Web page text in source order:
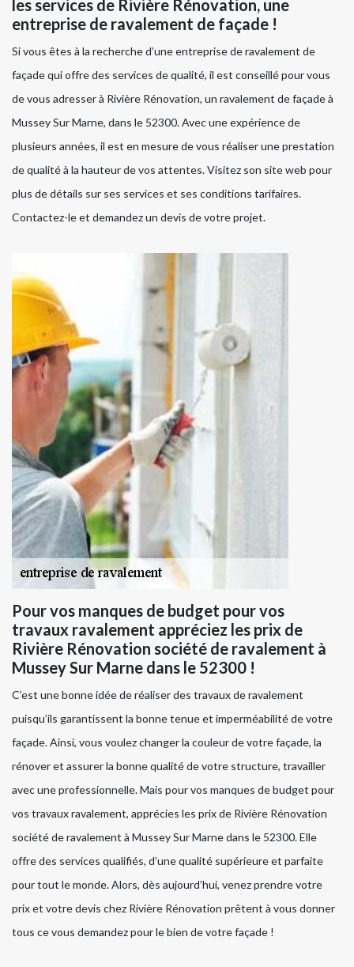
les services de Rivière Rénovation, une
entreprise de ravalement de façade !
Si vous êtes à la recherche d’une entreprise de ravalement de
façade qui offre des services de qualité, il est conseillé pour vous
de vous adresser à Rivière Rénovation, un ravalement de façade à
Mussey Sur Marne, dans le 52300. Avec une expérience de
plusieurs années, il est en mesure de vous réaliser une prestation
de qualité à la hauteur de vos attentes. Visitez son site web pour
plus de détails sur ses services et ses conditions tarifaires.
Contactez-le et demandez un devis de votre projet.
Pour vos manques de budget pour vos
travaux ravalement appréciez les prix de
Rivière Rénovation société de ravalement à
Mussey Sur Marne dans le 52300 !
C’est une bonne idée de réaliser des travaux de ravalement
puisqu’ils garantissent la bonne tenue et imperméabilité de votre
façade. Ainsi, vous voulez changer la couleur de votre façade, la
rénover et assurer la bonne qualité de votre structure, travailler
avec une professionnelle. Mais pour vos manques de budget pour
vos travaux ravalement, apprécies les prix de Rivière Rénovation
société de ravalement à Mussey Sur Marne dans le 52300. Elle
offre des services qualifiés, d’une qualité supérieure et parfaite
pour tout le monde. Alors, dès aujourd’hui, venez prendre votre
prix et votre devis chez Rivière Rénovation prêtent à vous donner
tous ce vous demandez pour le bien de votre façade !